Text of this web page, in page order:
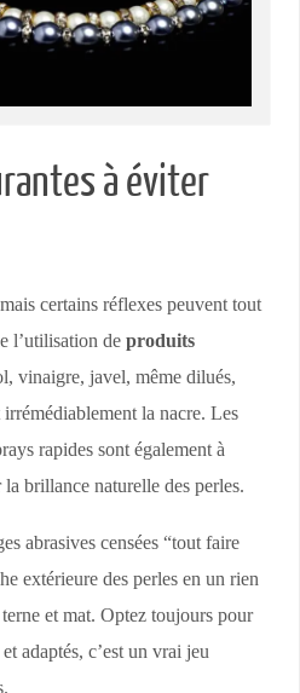
à éviter
certains réflexes peuvent tout
l’utilisation deproduits
vinaigre, javel, même dilués,
la nacre. Les
rapides sont également à
brillance naturelle des perles.
abrasives censées “tout faire
extérieure des perles en un rien
et mat. Optez toujours pour
adaptés, c’est un vrai jeu